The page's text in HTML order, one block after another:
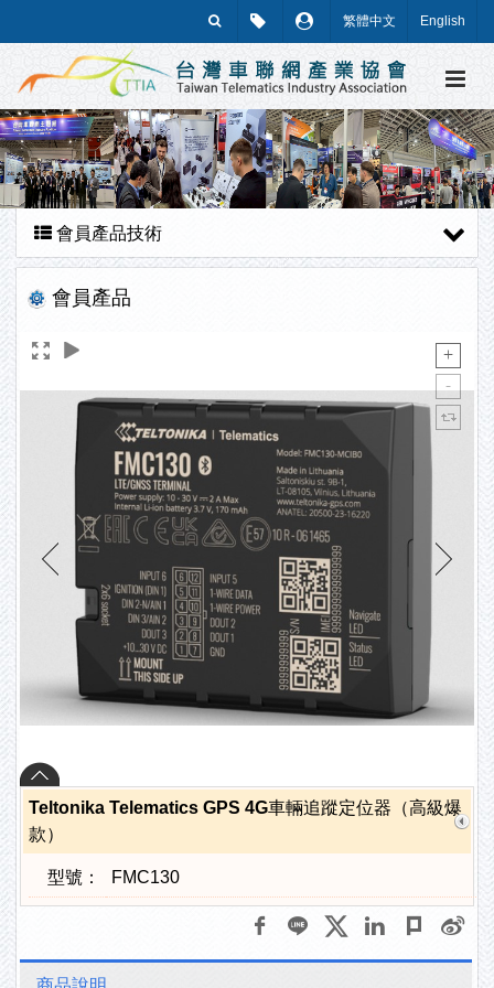
繁體中文 English
會員產品技術
會員產品
Teltonika Telematics GPS 4G車輛追蹤定位器（高級爆
款）
型號： FMC130